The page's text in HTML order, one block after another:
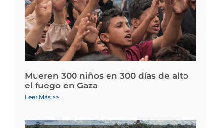
Mueren 300 niños en 300 días de alto
el fuego en Gaza
Leer Más >>